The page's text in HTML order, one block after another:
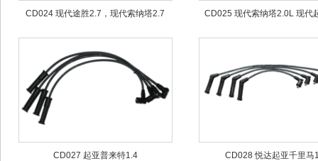
CD024 现代途胜2.7，现代索纳塔2.7 CD025 现代索纳塔2.0L 现代
CD027 起亚普来特1.4 CD028 悦达起亚千里马